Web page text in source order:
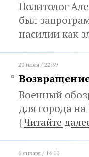
Политолог
был
насилии как
20 июля / 22:39
Военный
для города
{Читайте
6 января / 14:10